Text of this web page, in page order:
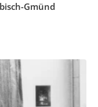
Gmünd